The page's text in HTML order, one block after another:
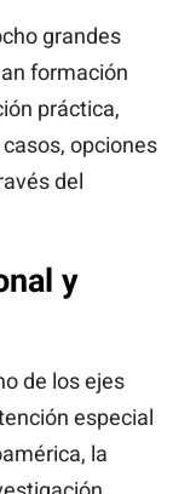
grandes
formación
práctica,
opciones
del
y
de los ejes
especial
la